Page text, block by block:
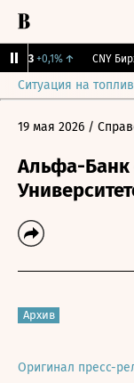
+0,1% ↑ CNY Бирж.
Ситуация на
19 мая 2026 /
Альфа-Банк
Архив
Оригинал пресс-